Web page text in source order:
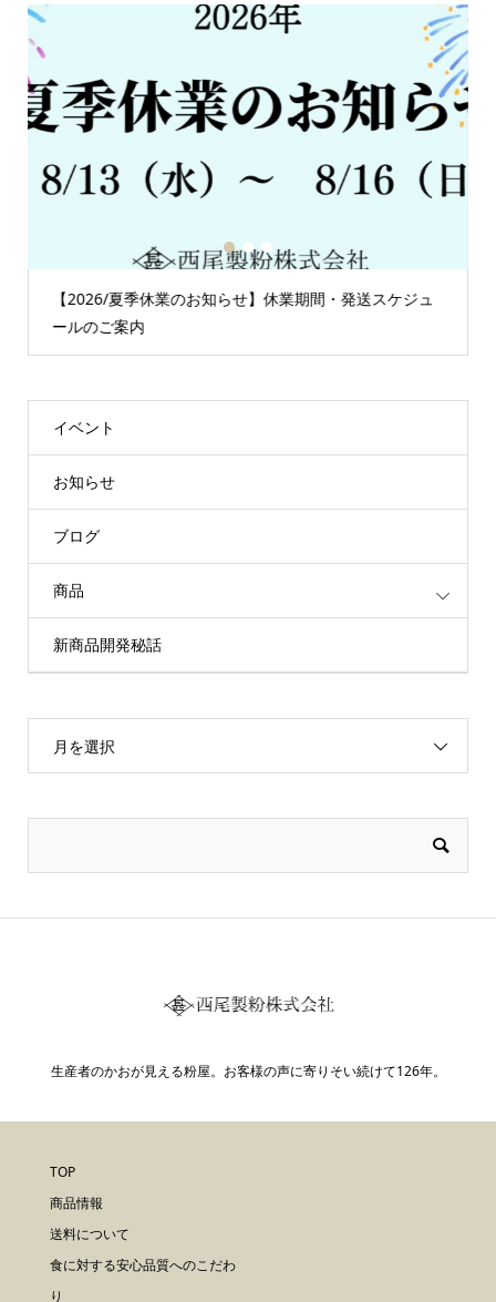
【2026/夏季休業のお知らせ】休業期間・発送スケジュ
ールのご案内
1 2 3
イベント
お知らせ
ブログ
商品
新商品開発秘話
月を選択
生産者のかおが見える粉屋。お客様の声に寄りそい続けて126年。
TOP
商品情報
送料について
食に対する安心品質へのこだわ
り